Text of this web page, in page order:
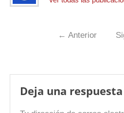
← Anterior
Deja una respuesta